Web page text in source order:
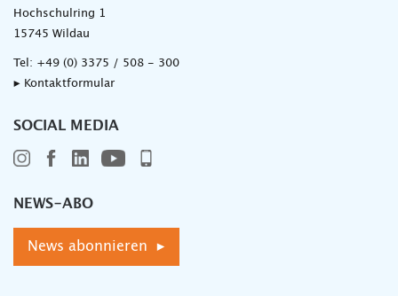
Hochschulring 1
15745 Wildau
Tel: +49 (0) 3375 / 508 - 300
▸ Kontaktformular
SOCIAL MEDIA
NEWS-ABO
News abonnieren ▸